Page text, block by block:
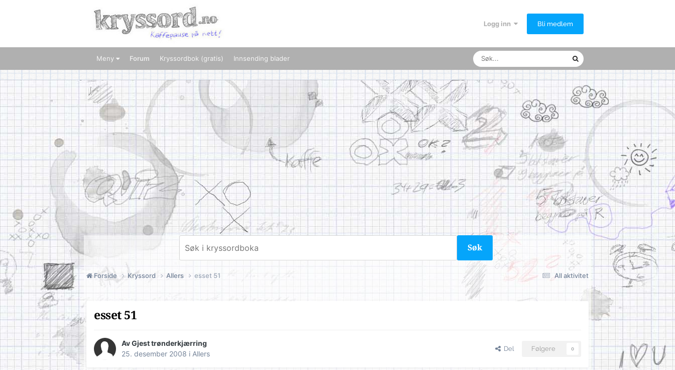
Logg inn Bli medlem
Meny Forum Kryssordbok (gratis) Innsending blader
Søk
All aktivitet
Forside Kryssord Allers esset 51
esset 51
Av Gjest trønderkjærring
25. desember 2008 i Allers
Del Følgere 0